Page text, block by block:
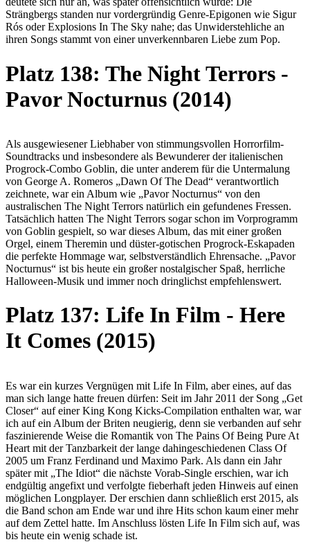
Strängbergs standen nur vordergründig Genre-Epigonen wie Sigur
Rós oder Explosions In The Sky nahe; das Unwiderstehliche an
ihren Songs stammt von einer unverkennbaren Liebe zum Pop.
Platz 138: The Night Terrors -
Pavor Nocturnus (2014)
Als ausgewiesener Liebhaber von stimmungsvollen Horrorfilm-
Soundtracks und insbesondere als Bewunderer der italienischen
Progrock-Combo Goblin, die unter anderem für die Untermalung
von George A. Romeros „Dawn Of The Dead“ verantwortlich
zeichnete, war ein Album wie „Pavor Nocturnus“ von den
australischen The Night Terrors natürlich ein gefundenes Fressen.
Tatsächlich hatten The Night Terrors sogar schon im Vorprogramm
von Goblin gespielt, so war dieses Album, das mit einer großen
Orgel, einem Theremin und düster-gotischen Progrock-Eskapaden
die perfekte Hommage war, selbstverständlich Ehrensache. „Pavor
Nocturnus“ ist bis heute ein großer nostalgischer Spaß, herrliche
Halloween-Musik und immer noch dringlichst empfehlenswert.
Platz 137: Life In Film - Here
It Comes (2015)
Es war ein kurzes Vergnügen mit Life In Film, aber eines, auf das
man sich lange hatte freuen dürfen: Seit im Jahr 2011 der Song „Get
Closer“ auf einer King Kong Kicks-Compilation enthalten war, war
ich auf ein Album der Briten neugierig, denn sie verbanden auf sehr
faszinierende Weise die Romantik von The Pains Of Being Pure At
Heart mit der Tanzbarkeit der lange dahingeschiedenen Class Of
2005 um Franz Ferdinand und Maximo Park. Als dann ein Jahr
später mit „The Idiot“ die nächste Vorab-Single erschien, war ich
endgültig angefixt und verfolgte fieberhaft jeden Hinweis auf einen
möglichen Longplayer. Der erschien dann schließlich erst 2015, als
die Band schon am Ende war und ihre Hits schon kaum einer mehr
auf dem Zettel hatte. Im Anschluss lösten Life In Film sich auf, was
bis heute ein wenig schade ist.